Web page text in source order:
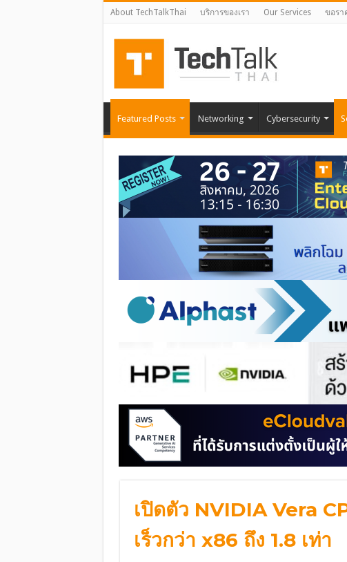
About TechTalkThai บริการของเรา Our Services ขอรา
Featured Posts Networking Cybersecurity
เปิดตัว NVIDIA Vera
เร็วกว่า x86 ถึง 1.8 เท่า